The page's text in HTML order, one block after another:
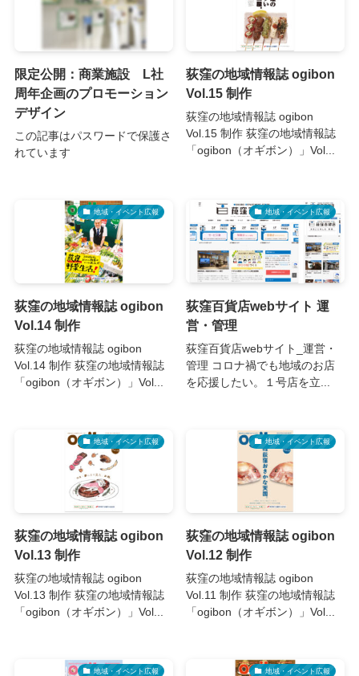
限定公開：商業施設 L社
周年企画のプロモーション
デザイン
この記事はパスワードで保護さ
れています
荻窪の地域情報誌 ogibon
Vol.15 制作
荻窪の地域情報誌 ogibon
Vol.15 制作 荻窪の地域情報誌
「ogibon（オギボン）」Vol...
地域・イベント広報
荻窪の地域情報誌 ogibon
Vol.14 制作
荻窪の地域情報誌 ogibon
Vol.14 制作 荻窪の地域情報誌
「ogibon（オギボン）」Vol...
地域・イベント広報
荻窪百貨店webサイト 運
営・管理
荻窪百貨店webサイト_運営・
管理 コロナ禍でも地域のお店
を応援したい。１号店を立...
地域・イベント広報
荻窪の地域情報誌 ogibon
Vol.13 制作
荻窪の地域情報誌 ogibon
Vol.13 制作 荻窪の地域情報誌
「ogibon（オギボン）」Vol...
地域・イベント広報
荻窪の地域情報誌 ogibon
Vol.12 制作
荻窪の地域情報誌 ogibon
Vol.11 制作 荻窪の地域情報誌
「ogibon（オギボン）」Vol...
地域・イベント広報 地域・イベント広報